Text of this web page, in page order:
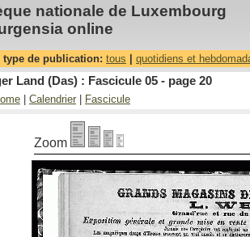
nationale de Luxembourg
online
de publication: tous quotidiens et
Land (Das) : Fascicule 05 - page 20
Calendrier Fascicule
Zoom